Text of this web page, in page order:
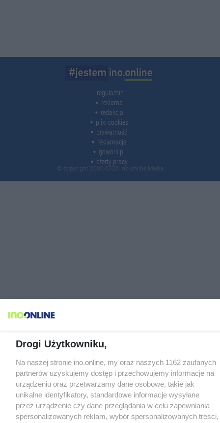
regulamin
reklama
redakcja
pliki cookies
prywatność
reklamacje
gowork.pl
oferty pracy
© copyright 2000-2026 Ino-online Media
Drogi Użytkowniku,
Na naszej stronie ino.online, my oraz naszych 1162 zaufanych
partnerów uzyskujemy dostęp i przechowujemy informacje na
urządzeniu oraz przetwarzamy dane osobowe, takie jak
unikalne identyfikatory, standardowe informacje wysyłane
przez urządzenie czy dane przeglądania w celu zapewniania
spersonalizowanych reklam, wybór spersonalizowanych treści,